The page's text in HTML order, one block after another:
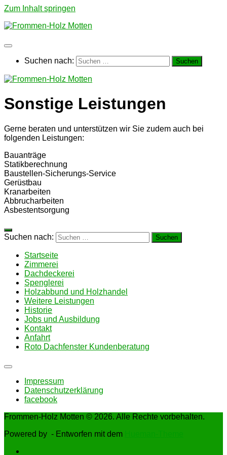
Zum Inhalt springen
Suchen nach:
Sonstige Leistungen
Gerne beraten und unterstützen wir Sie zudem auch bei
folgenden Leistungen:
Bauanträge
Statikberechnung
Baustellen-Sicherungs-Service
Gerüstbau
Kranarbeiten
Abbrucharbeiten
Asbestentsorgung
Suchen nach:
Startseite
Zimmerei
Dachdeckerei
Spenglerei
Holzabbund und Holzhandel
Weitere Leistungen
Historie
Jobs und Ausbildung
Kontakt
Anfahrt
Roto Dachfenster Kundenberatung
Impressum
Datenschutzerklärung
facebook
Frommen-Holz Motten © 2026. Alle Rechte vorbehalten.
Powered by - Entworfen mit dem